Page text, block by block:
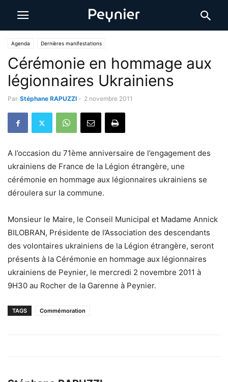
Agenda Dernières manifestations
Cérémonie en hommage aux
légionnaires Ukrainiens
Par Stéphane RAPUZZI - 2 novembre 2011
A l’occasion du 71ème anniversaire de l’engagement des
ukrainiens de France de la Légion étrangère, une
cérémonie en hommage aux légionnaires ukrainiens se
déroulera sur la commune.
Monsieur le Maire, le Conseil Municipal et Madame Annick
BILOBRAN, Présidente de l’Association des descendants
des volontaires ukrainiens de la Légion étrangère, seront
présents à la Cérémonie en hommage aux légionnaires
ukrainiens de Peynier, le mercredi 2 novembre 2011 à
9H30 au Rocher de la Garenne à Peynier.
TAGS Commémoration